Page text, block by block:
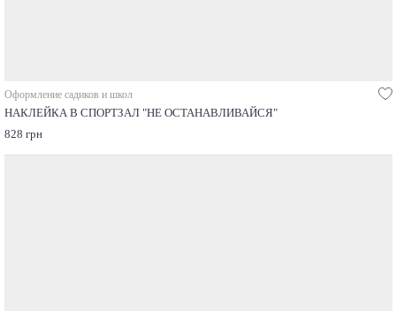
Оформление садиков и школ
НАКЛЕЙКА В СПОРТЗАЛ "НЕ ОСТАНАВЛИВАЙСЯ"
828 грн